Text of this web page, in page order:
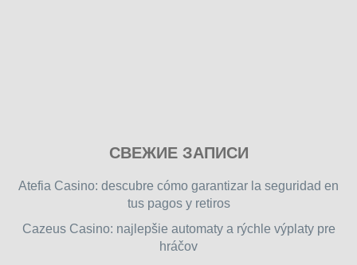
free
games
СВЕЖИЕ ЗАПИСИ
Atefia Casino: descubre cómo garantizar la seguridad en
tus pagos y retiros
Cazeus Casino: najlepšie automaty a rýchle výplaty pre
hráčov